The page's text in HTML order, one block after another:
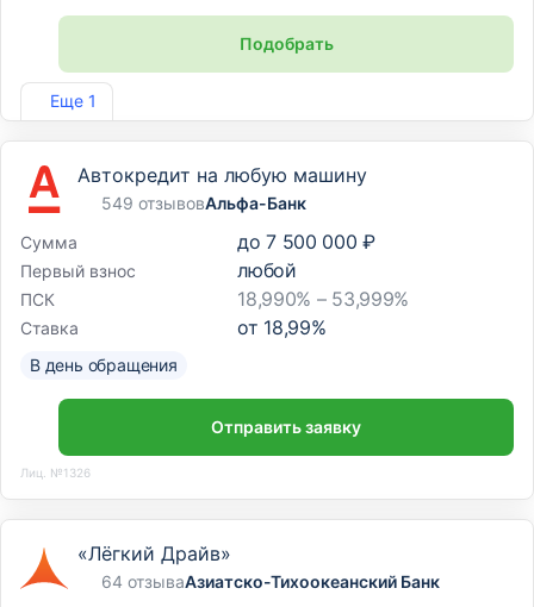
Еще 1
Подобрать
Лиц. №2275
Автокредит на любую машину
549 отзывовАльфа-Банк
Сумма
до 7 500 000 ₽
Первый взнос любой
ПСК 18,990% – 53,999%
Ставка от 18,99%
В день обращения
Отправить заявку
Лиц. №1326
«Лёгкий Драйв»
64 отзываАзиатско-Тихоокеанский Банк